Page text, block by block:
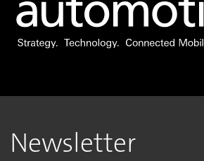
Newsletter